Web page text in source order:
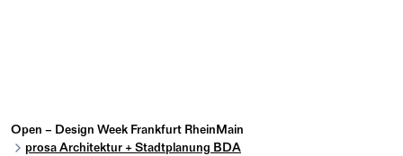
Open – Design Week Frankfurt RheinMain
prosa Architektur + Stadtplanung BDA